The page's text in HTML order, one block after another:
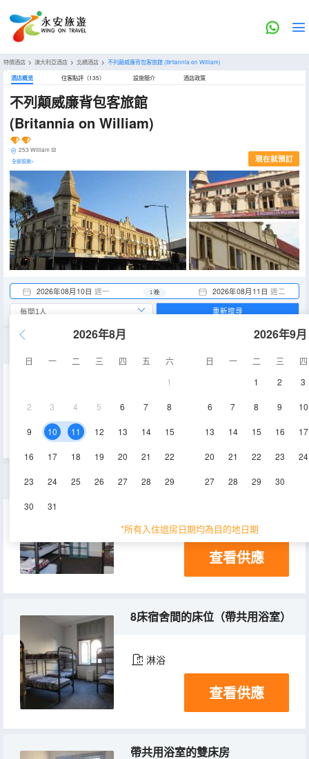
特價酒店 > 澳大利亞酒店 > 北橋酒店 > 不列顛威廉背包客旅館(Britannia on William)
酒店概览 住客點評（135） 設施簡介 酒店政策
不列顛威廉背包客旅館
(Britannia on William)
253 William St
全部設施> 現在就預訂
2026年08月10日 週一 2026年08月11日 週二
1 晚
2026年8月
日 一 二 三 四 五
六
1
2 3 4 5 6 7 8
9 10 11 12 13 14 15
16 17 18 19 20 21 22
23 24 25 26 27 28 29
30 31
2026年9月
日 一 二 三
四
1
2 3
6 7 8 9 10
13 14 15 16 17
20 21 22 23 24
27 28 29 30
*所有入住退房日期均為目的地日期
重新搜尋
6床宿舍間的床位 - 帶共用浴室
淋浴
查看供應
8床宿舍間的床位（帶共用浴室）
淋浴
查看供應
帶共用浴室的雙床房